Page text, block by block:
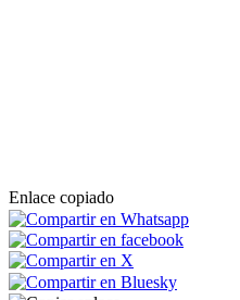
Enlace copiado